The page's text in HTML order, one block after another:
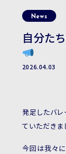
News
自分た
2026.04.03
発足したバ
ていただきま
今回は我々に